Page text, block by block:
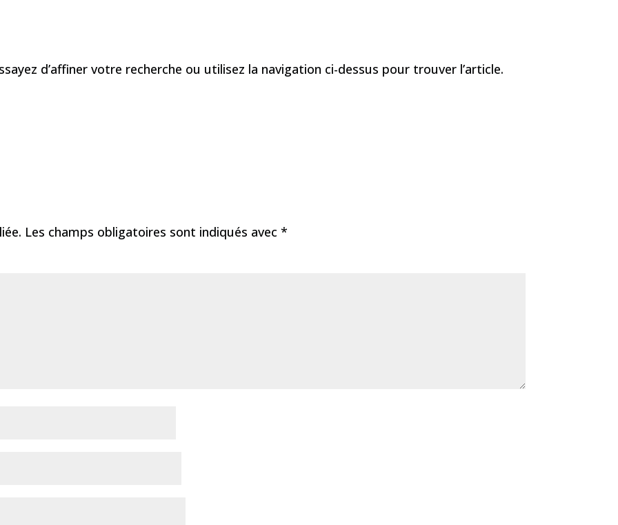
d’affiner votre recherche ou utilisez la navigation ci-dessus pour trouver l’article.
Les champs obligatoires sont indiqués avec*